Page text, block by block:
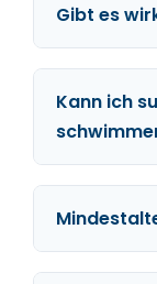
Gibt es
Kann ich